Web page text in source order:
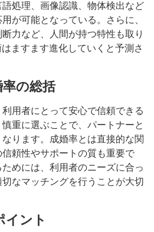
処理、画像認識、物体検出など
が可能となっている。さらに、
力など、人間が持つ特性も取り
ますます進化していくと予測さ
の総括
用者にとって安心で信頼できる
重に選ぶことで、パートナーと
ります。成婚率とは直接的な関
頼性やサポートの質も重要で
めには、利用者のニーズに合っ
なマッチングを行うことが大切
イント